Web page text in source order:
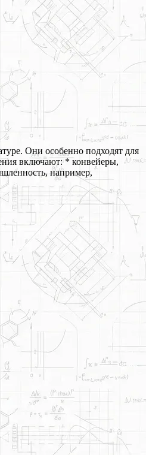
Они особенно подходят для
включают: * конвейеры,
например,